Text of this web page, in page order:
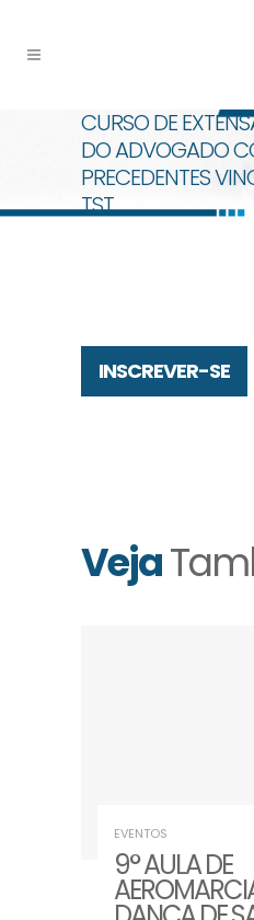
CURSO DE
DO ADVOGADO
PRECEDENTES
TST
INSCREVER-SE
Veja
EVENTOS
9° AULA DE